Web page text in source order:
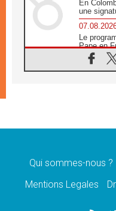
En
une
Le
Pape en
1ère
07.08.2026
06.08.2026
Qui sommes-nous ?
Mentions Legales